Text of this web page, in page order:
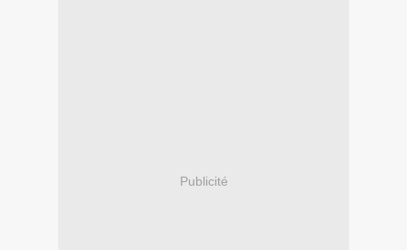
Publicité